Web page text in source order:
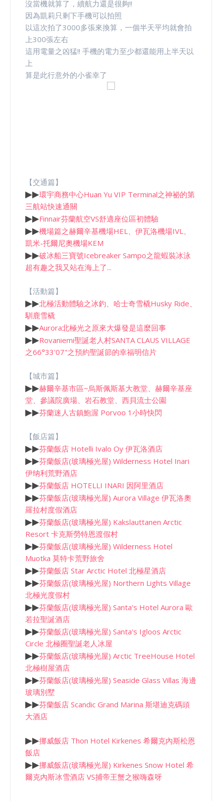
沒當機就算了，續航力還是很夠!!
因為凱莉只剩下手機可以拍照
以這次拍了3000多張來換算，一個半天平均就會拍
上300張左右
這用電量之凶猛!! 手機的電力至少都還能用上半天以
上
算是此行意外的小雀幸了
【交通篇】
▶▶環宇商務中心Huan Yu VIP Terminal之神祕的第
三航站快速通關
▶▶Finnair芬蘭航空VS舒適座位區初體驗
▶▶機場篇之赫爾辛基機場HEL、伊瓦洛機場IVL、
凱米-托爾尼奧機場KEM
▶▶破冰船三寶號Icebreaker Sampo之龍蝦裝冰泳
超有趣之我又站在海上了...
【活動篇】
▶▶北極活動體驗之冰釣、哈士奇雪橇Husky Ride、
馴鹿雪橇
▶▶Aurora北極光之原來大爆發是這麼回事
▶▶Rovaniemi聖誕老人村SANTA CLAUS VILLAGE
之66°33'07"之預約聖誕節的幸福明信片
【城市篇】
▶▶赫爾辛基市區~烏斯佩斯基大教堂、赫爾辛基座
堂、參議院廣場、岩石教堂、西貝流士公園
▶▶芬蘭迷人古鎮鮑渥 Porvoo 1小時快閃
【飯店篇】
▶▶芬蘭飯店 Hotelli Ivalo Oy 伊瓦洛酒店
▶▶芬蘭飯店(玻璃極光屋) Wilderness Hotel Inari
伊纳利荒野酒店
▶▶芬蘭飯店 HOTELLI INARI 因阿里酒店
▶▶芬蘭飯店(玻璃極光屋) Aurora Village 伊瓦洛奧
羅拉村度假酒店
▶▶芬蘭飯店(玻璃極光屋) Kakslauttanen Arctic
Resort 卡克斯勞特恩渡假村
▶▶芬蘭飯店(玻璃極光屋) Wilderness Hotel
Muotka 莫特卡荒野旅舍
▶▶芬蘭飯店 Star Arctic Hotel 北極星酒店
▶▶芬蘭飯店(玻璃極光屋) Northern Lights Village
北極光度假村
▶▶芬蘭飯店(玻璃極光屋) Santa's Hotel Aurora 歐
若拉聖誕酒店
▶▶芬蘭飯店(玻璃極光屋) Santa's Igloos Arctic
Circle 北極圈聖誕老人冰屋
▶▶芬蘭飯店(玻璃極光屋) Arctic TreeHouse Hotel
北極樹屋酒店
▶▶芬蘭飯店(玻璃極光屋) Seaside Glass Villas 海邊
玻璃別墅
▶▶芬蘭飯店 Scandic Grand Marina 斯堪迪克碼頭
大酒店
▶▶挪威飯店 Thon Hotel Kirkenes 希爾克內斯松恩
飯店
▶▶挪威飯店(玻璃極光屋) Kirkenes Snow Hotel 希
爾克內斯冰雪酒店 VS捕帝王蟹之猴嗨森呀